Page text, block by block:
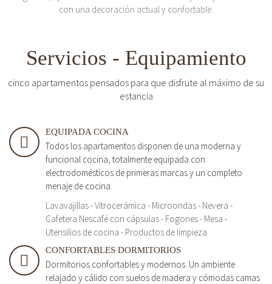
con una decoración actual y confortable.
Servicios - Equipamiento
cinco apartamentos pensados para que disfrute al máximo de su
estancia
EQUIPADA COCINA
Todos los apartamentos disponen de una moderna y
funcional cocina, totalmente equipada con
electrodomésticos de primeras marcas y un completo
menaje de cocina.
Lavavajillas - Vitrocerámica - Microondas - Nevera -
Cafetera Nescafé con cápsulas - Fogones - Mesa -
Utensilios de cocina - Productos de limpieza
CONFORTABLES DORMITORIOS
Dormitorios confortables y modernos. Un ambiente
relajado y cálido con suelos de madera y cómodas camas